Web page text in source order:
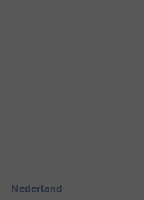
Nederland